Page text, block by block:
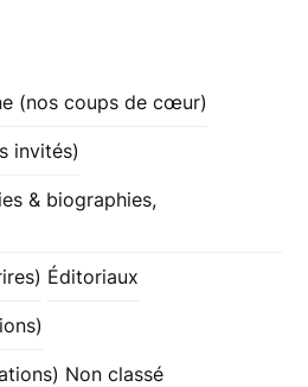
(nos coups de cœur)
invités)
& biographies,
Éditoriaux
Non classé